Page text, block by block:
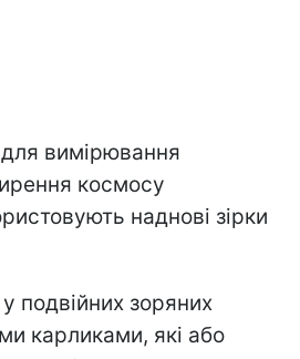
вимірювання
космосу
наднові зірки
подвійних зоряних
карликами, які або